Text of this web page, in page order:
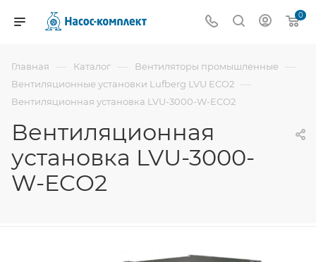
0
Главная — Каталог — Вентиляторы промышленные —
Вентиляционные установки Lufberg LVU ECO2 —
Вентиляционная установка LVU-3000-W-ECO2
Вентиляционная
установка LVU-3000-
W-ECO2